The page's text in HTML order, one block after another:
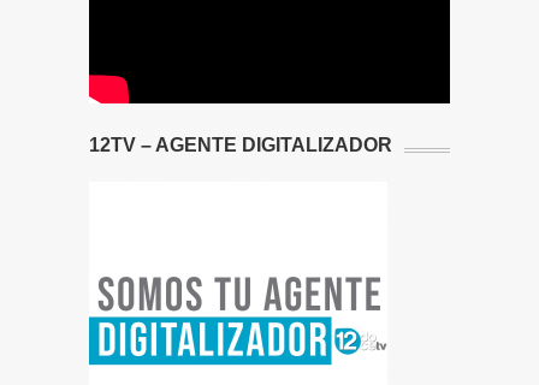
12TV – AGENTE DIGITALIZADOR